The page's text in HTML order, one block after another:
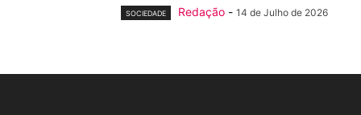
SOCIEDADE Redação - 14 de Julho de 2026